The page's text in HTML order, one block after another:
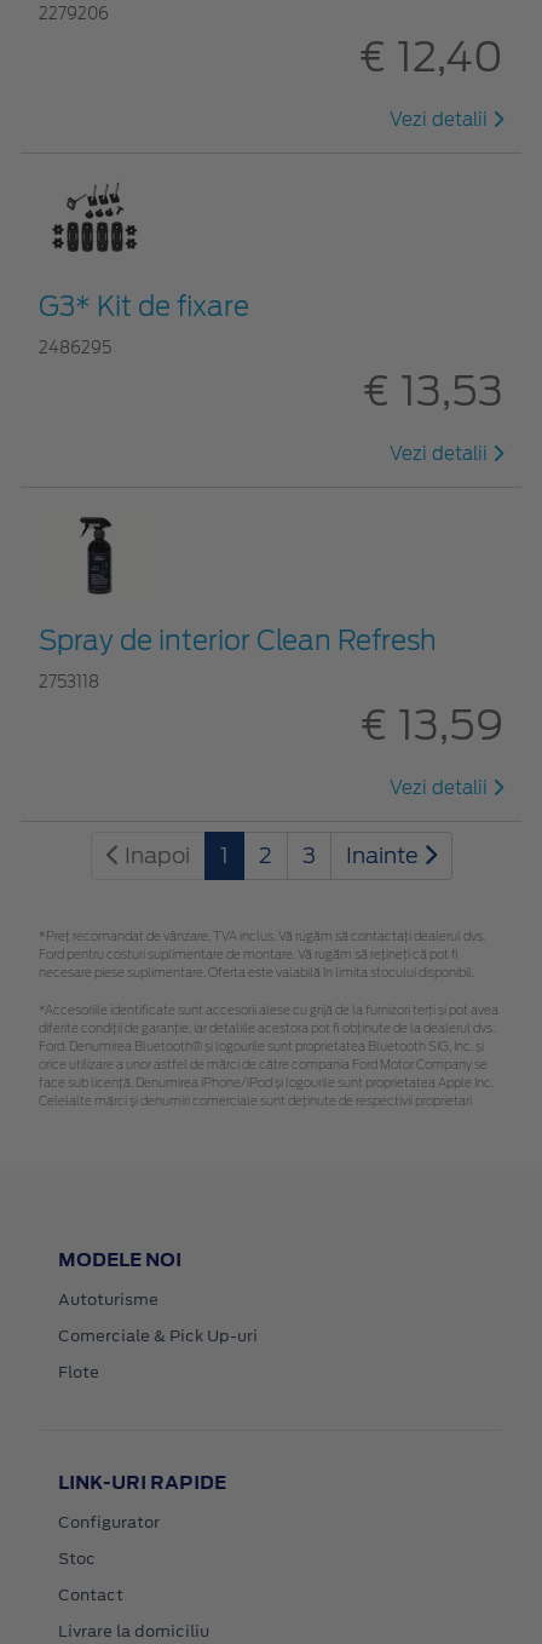
2279206
€ 12,40
Vezi detalii
G3* Kit de fixare
2486295
€ 13,53
Vezi detalii
Spray de interior Clean Refresh
2753118
€ 13,59
Vezi detalii
Inapoi 1 2 3 Inainte
*Preţ recomandat de vânzare, TVA inclus. Vă rugăm să contactaţi dealerul dvs.
Ford pentru costuri suplimentare de montare. Vă rugăm să rețineți că pot fi
necesare piese suplimentare. Oferta este valabilă în limita stocului disponibil.
*Accesoriile identificate sunt accesorii alese cu grijă de la furnizori terți și pot avea
diferite condiții de garanție, iar detaliile acestora pot fi obținute de la dealerul dvs.
Ford. Denumirea Bluetooth® și logourile sunt proprietatea Bluetooth SIG, Inc. și
orice utilizare a unor astfel de mărci de către compania Ford Motor Company se
face sub licență. Denumirea iPhone/iPod și logourile sunt proprietatea Apple Inc.
Celelalte mărci și denumiri comerciale sunt deținute de respectivii proprietari
MODELE NOI
Autoturisme
Comerciale & Pick Up-uri
Flote
LINK-URI RAPIDE
Configurator
Stoc
Contact
Livrare la domiciliu